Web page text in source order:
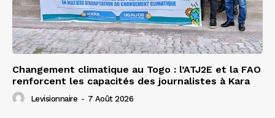
Changement climatique au Togo : l’ATJ2E et la FAO
renforcent les capacités des journalistes à Kara
Levisionnaire - 7 Août 2026